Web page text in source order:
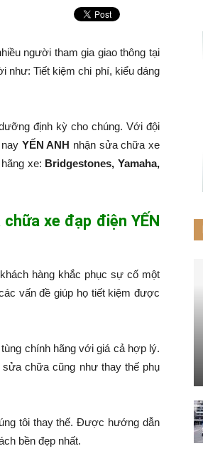
người tham gia giao thông tại
như: Tiết kiệm chi phí, kiểu dáng
định kỳ cho chúng. Với đội
YẾN ANH nhận sửa chữa xe
xe: Bridgestones, Yamaha,
xe đạp điện YẾN
hàng khắc phục sự cố một
vấn đề giúp họ tiết kiệm được
chính hãng với giá cả hợp lý.
chữa cũng như thay thế phụ
tôi thay thế. Được hướng dẫn
bền đẹp nhất.